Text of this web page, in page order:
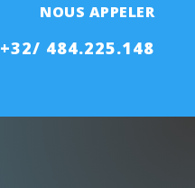
NOUS APPELER
+32/ 484.225.148